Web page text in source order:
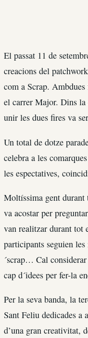
El passat 11 de
creacions del
com a Scrap.
el carrer Major. Dins la
unir les dues fires va
Un total de dotze
celebra a les
les espectatives,
Moltíssima gent durant
va acostar per
van realitzar durant tot
participants seguien
´scrap… Cal
cap d´idees per fer-la
Per la seva banda, la
Sant Feliu dedicades a
d’una gran creativitat,